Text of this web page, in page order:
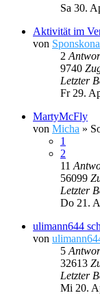
Sa 30.
Aktivität im
von
2
9740
Letzter
Fr 29.
MartyMcFly
von Micha »
1
2
11
56099
Letzter
Do 21.
ulimann644
von
5
32613
Letzter
Mi 20.